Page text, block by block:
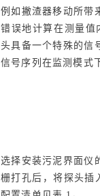
例如撇渣器移动所带
错误地计算在测量
头具备一个特殊的信
信号序列在监测模式
选择安装污泥界面仪
栅打孔后，将探头插